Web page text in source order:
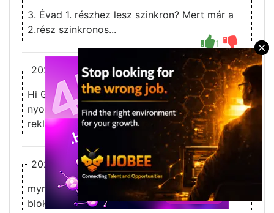
1
3. Évad 1. részhez lesz szinkron? Mert már a
2.rész szinkronos...
2024-10-26 09:28:28 -Marko1
3
Hi Guys ha nem akarsz 10000 szer reklámot
nyomkodni használjátok a brave bármijen
reklámot blokol ingyen na csá
2024-10-20 13:21:11 -Fortresscomm
myron - nem értem! Én semmilyen plusz
blokkolót nem használok. Három-négy,